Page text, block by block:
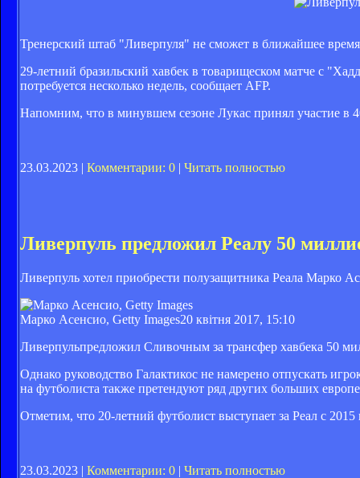
Тренерский штаб "Ливерпуля" не сможет в ближайшее
29-летний бразильский хавбек в товарищеском матче с
потребуется несколько недель, сообщает AFP.
Напомним, что в минувшем сезоне Лукас принял участие в
23.03.2023 | Комментарии: 0 | Читать полностью
Ливерпуль предложил Реалу 50
Ливерпуль хотел приобрести полузащитника Реала Марко
Марко Асенсио, Getty Images20 квітня 2017, 15:10
Ливерпульпредложил Сливочным за трансфер хавбека 50
Однако руководство Галактикос не намерено отпускать
на футболиста также претендуют ряд других больших
Отметим, что 20-летний футболист выступает за Реал с
23.03.2023 | Комментарии: 0 | Читать полностью